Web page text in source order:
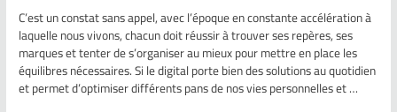
C’est un constat sans appel, avec l’époque en constante accélération à
laquelle nous vivons, chacun doit réussir à trouver ses repères, ses
marques et tenter de s’organiser au mieux pour mettre en place les
équilibres nécessaires. Si le digital porte bien des solutions au quotidien
et permet d’optimiser différents pans de nos vies personnelles et …